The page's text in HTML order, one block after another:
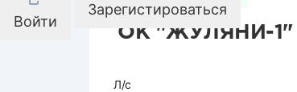
Войти
Зарегистироваться
ОК "ЖУЛЯНИ-1"
Л/с